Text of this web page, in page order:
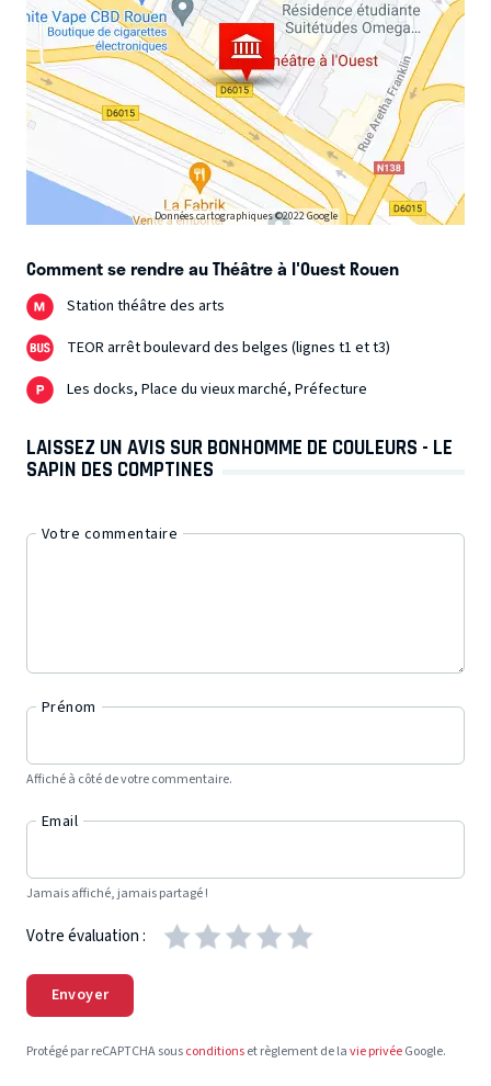
Données cartographiques ©2022 Google
Comment se rendre au Théâtre à l'Ouest Rouen
Station théâtre des arts
TEOR arrêt boulevard des belges (lignes t1 et t3)
Les docks, Place du vieux marché, Préfecture
LAISSEZ UN AVIS SUR BONHOMME DE COULEURS - LE
SAPIN DES COMPTINES
Votre commentaire
Prénom
Affiché à côté de votre commentaire.
Email
Jamais affiché, jamais partagé !
Votre évaluation :
Envoyer
Protégé par reCAPTCHA sousconditionset règlement de lavie privéeGoogle.